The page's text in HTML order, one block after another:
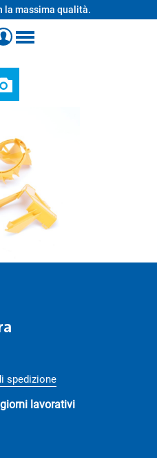
la massima qualità.
spedizione
lavorativi